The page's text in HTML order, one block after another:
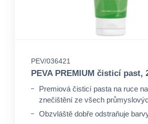
PEV/036421
PEVA PREMIUM čisticí past,
Premiová čisticí pasta na ruce
znečištění ze všech
Obzvláště dobře odstraňuje